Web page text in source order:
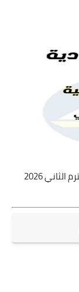
امتحان الدراسات الاجتماعية خامسة ابتدائي الترم الثاني 2026